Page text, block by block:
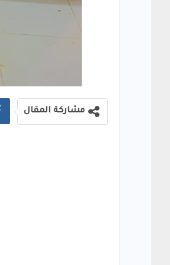
مشاركة المقال